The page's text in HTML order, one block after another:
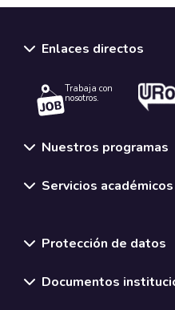
Enlaces directos
Trabaja con
nosotros.
Nuestros programas
Servicios académicos
Protección de datos
Documentos